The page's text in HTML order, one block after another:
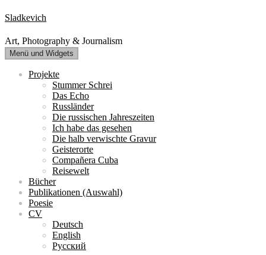
Zum
Inhalt
springen
Sladkevich
Art, Photography & Journalism
Menü und Widgets
Projekte
Stummer Schrei
Das Echo
Russländer
Die russischen Jahreszeiten
Ich habe das gesehen
Die halb verwischte Gravur
Geisterorte
Compañera Cuba
Reisewelt
Bücher
Publikationen (Auswahl)
Poesie
CV
Deutsch
English
Русский